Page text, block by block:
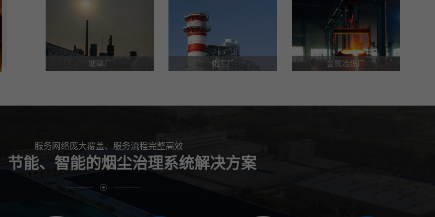
玻璃厂 化工厂 金属冶炼厂
服务网络庞大覆盖、服务流程完整高效
节能、智能的烟尘治理系统解决方案